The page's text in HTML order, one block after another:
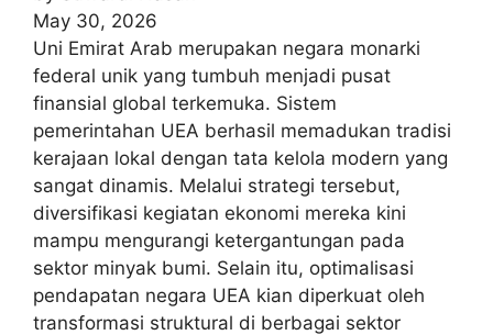
May 30, 2026
Uni Emirat Arab merupakan negara monarki
federal unik yang tumbuh menjadi pusat
finansial global terkemuka. Sistem
pemerintahan UEA berhasil memadukan tradisi
kerajaan lokal dengan tata kelola modern yang
sangat dinamis. Melalui strategi tersebut,
diversifikasi kegiatan ekonomi mereka kini
mampu mengurangi ketergantungan pada
sektor minyak bumi. Selain itu, optimalisasi
pendapatan negara UEA kian diperkuat oleh
transformasi struktural di berbagai sektor